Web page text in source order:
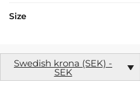
Size
Swedish krona (SEK) -
SEK